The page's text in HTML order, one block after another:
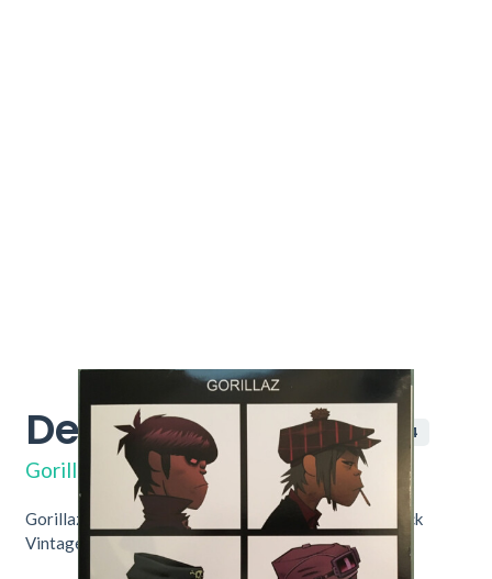
Demon Days 724387383814
Gorillaz
Gorillaz – Demon Days. Nu verkrijgbaar bij Throwback
Vintage Hifi & Vinyl.